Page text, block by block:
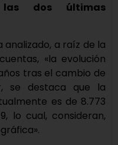
dos últimas
analizado, a raíz de la
«la evolución
tras el cambio de
se destaca que la
es de 8.773
lo cual, consideran,